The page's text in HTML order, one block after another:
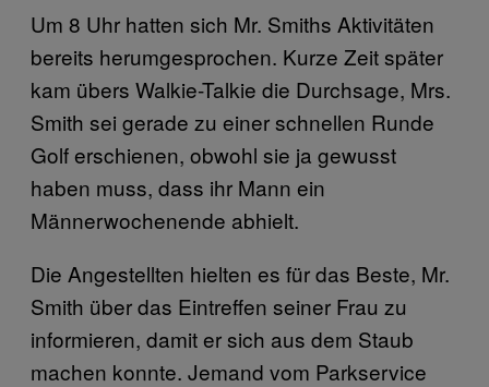
Um 8 Uhr hatten sich Mr. Smiths Aktivitäten
bereits herumgesprochen. Kurze Zeit später
kam übers Walkie-Talkie die Durchsage, Mrs.
Smith sei gerade zu einer schnellen Runde
Golf erschienen, obwohl sie ja gewusst
haben muss, dass ihr Mann ein
Männerwochenende abhielt.
Die Angestellten hielten es für das Beste, Mr.
Smith über das Eintreffen seiner Frau zu
informieren, damit er sich aus dem Staub
machen konnte. Jemand vom Parkservice